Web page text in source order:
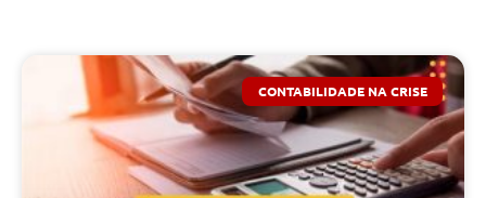
CONTABILIDADE NA CRISE